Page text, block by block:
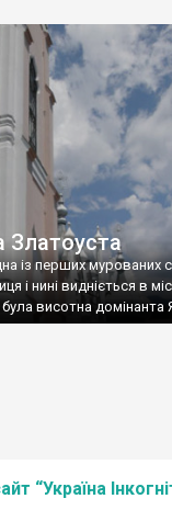
Златоуста
із перших мурованих
і нині видніється в
висотна домінанта
“Україна